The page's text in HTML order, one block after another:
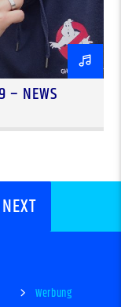
– NEWS
NEXT
Werbung